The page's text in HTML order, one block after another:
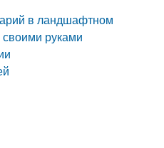
в ландшафтном
руками